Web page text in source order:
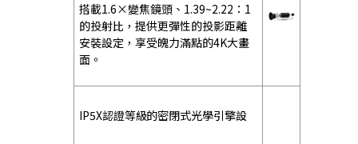
搭載1.6×變焦鏡頭、1.39~2.22：1
的投射比，提供更彈性的投影距離
安裝設定，享受魄力滿點的4K大畫
面。
IP5X認證等級的密閉式光學引擎設